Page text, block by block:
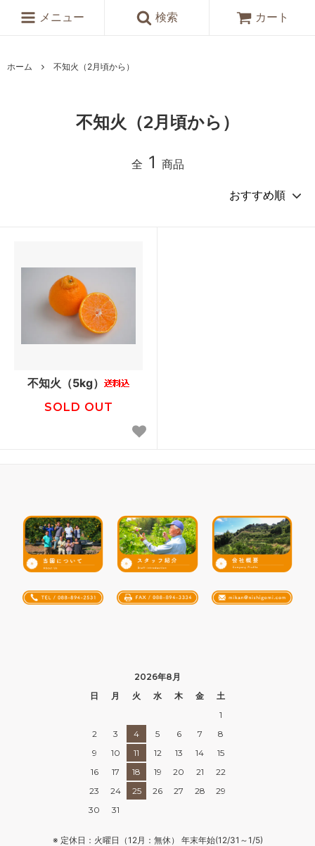
メニュー 検索 カート
ホーム 不知火（2月頃から）
不知火（2月頃から）
全 1 商品
不知火（5kg）
SOLD OUT
2026年8月
日
月 火 水 木 金
土
1
2
3 4 5 6 7
8
9
10 11 12 13 14
15
16
17 18 19 20 21
22
23
24 25 26 27 28
29
30
31
※ 定休日：火曜日（12月：無休） 年末年始(12/31～1/5)